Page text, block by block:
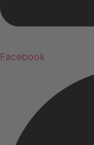
Facebook